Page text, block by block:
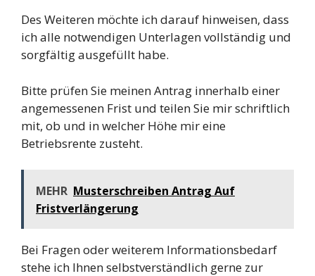
Des Weiteren möchte ich darauf hinweisen, dass
ich alle notwendigen Unterlagen vollständig und
sorgfältig ausgefüllt habe.
Bitte prüfen Sie meinen Antrag innerhalb einer
angemessenen Frist und teilen Sie mir schriftlich
mit, ob und in welcher Höhe mir eine
Betriebsrente zusteht.
MEHR Musterschreiben Antrag Auf
Fristverlängerung
Bei Fragen oder weiterem Informationsbedarf
stehe ich Ihnen selbstverständlich gerne zur